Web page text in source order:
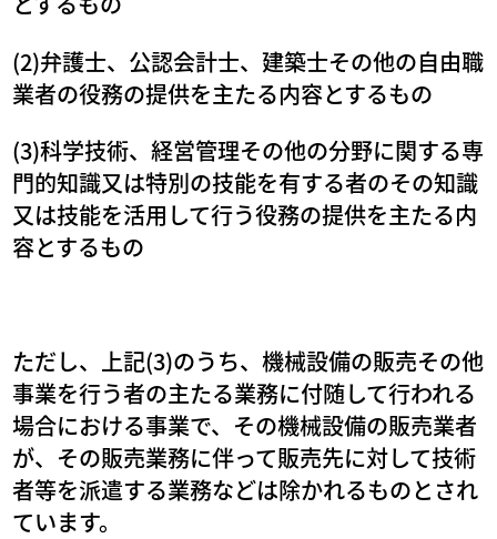
(2)弁護士、公認会計士、建築士その他の自由職
業者の役務の提供を主たる内容とするもの
(3)科学技術、経営管理その他の分野に関する専
門的知識又は特別の技能を有する者のその知識
又は技能を活用して行う役務の提供を主たる内
容とするもの
ただし、上記(3)のうち、機械設備の販売その他
事業を行う者の主たる業務に付随して行われる
場合における事業で、その機械設備の販売業者
が、その販売業務に伴って販売先に対して技術
者等を派遣する業務などは除かれるものとされ
ています。